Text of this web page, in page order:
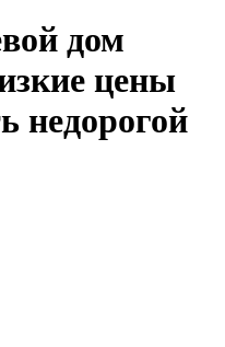
дом
цены
недорогой